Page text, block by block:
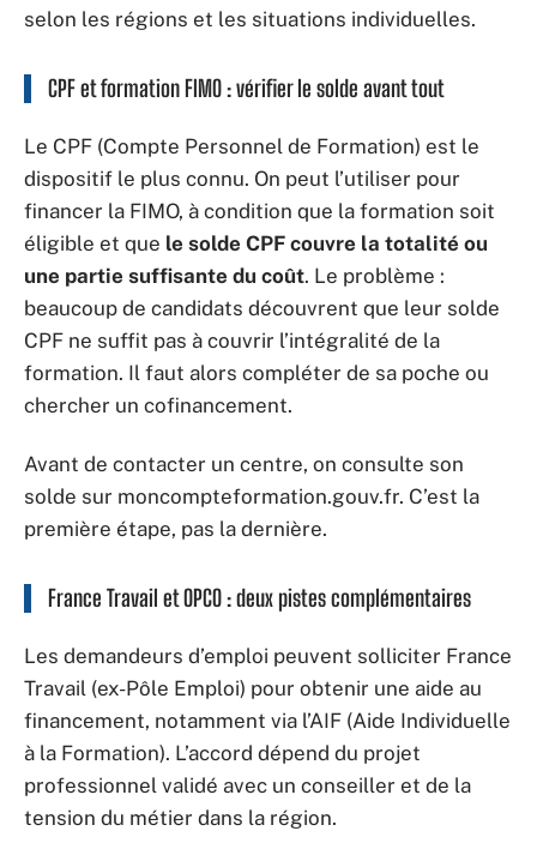
selon les régions et les situations individuelles.
CPF et formation FIMO : vérifier le solde avant tout
Le CPF (Compte Personnel de Formation) est le
dispositif le plus connu. On peut l’utiliser pour
financer la FIMO, à condition que la formation soit
éligible et que le solde CPF couvre la totalité ou
une partie suffisante du coût. Le problème :
beaucoup de candidats découvrent que leur solde
CPF ne suffit pas à couvrir l’intégralité de la
formation. Il faut alors compléter de sa poche ou
chercher un cofinancement.
Avant de contacter un centre, on consulte son
solde sur moncompteformation.gouv.fr. C’est la
première étape, pas la dernière.
France Travail et OPCO : deux pistes complémentaires
Les demandeurs d’emploi peuvent solliciter France
Travail (ex-Pôle Emploi) pour obtenir une aide au
financement, notamment via l’AIF (Aide Individuelle
à la Formation). L’accord dépend du projet
professionnel validé avec un conseiller et de la
tension du métier dans la région.